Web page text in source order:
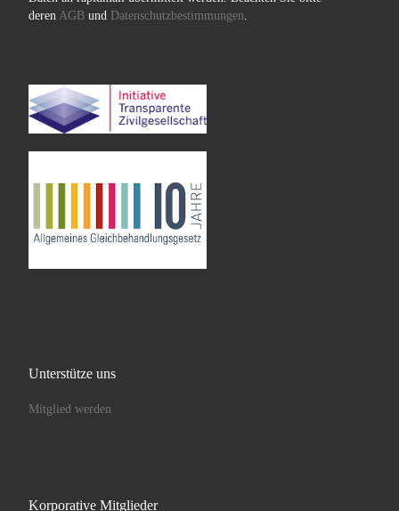
deren AGBund Datenschutzbestimmungen
Unterstütze uns
Mitglied werden
Korporative Mitglieder